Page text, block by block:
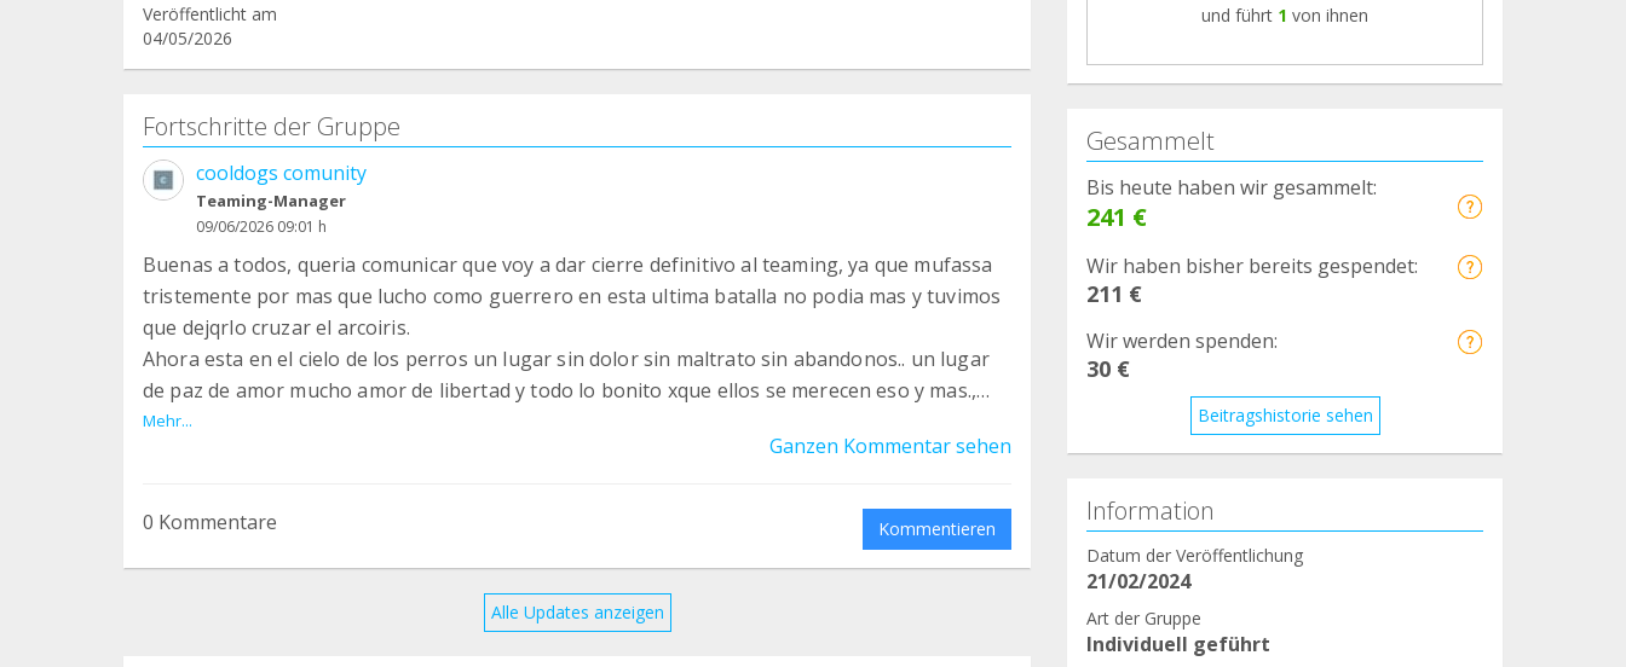
Veröffentlicht am
04/05/2026
Fortschritte der Gruppe
cooldogs comunity
Teaming-Manager
09/06/2026 09:01 h
Buenas a todos, queria comunicar que voy a dar cierre definitivo al teaming, ya que mufassa
tristemente por mas que lucho como guerrero en esta ultima batalla no podia mas y tuvimos
que dejqrlo cruzar el arcoiris.
Ahora esta en el cielo de los perros un lugar sin dolor sin maltrato sin abandonos.. un lugar
de paz de amor mucho amor de libertad y todo lo bonito xque ellos se merecen eso y mas.,
muchas gracias a cada persona que se hizo teaming y apoyo la causa ❤️
Mehr...
Ganzen Kommentar sehen
0 Kommentare Kommentieren
Alle Updates anzeigen
und führt 1 von ihnen
Gesammelt
Bis heute haben wir gesammelt:
241 €
Wir haben bisher bereits gespendet:
211 €
Wir werden spenden:
30 €
Beitragshistorie sehen
Information
Datum der Veröffentlichung
21/02/2024
Art der Gruppe
Individuell geführt